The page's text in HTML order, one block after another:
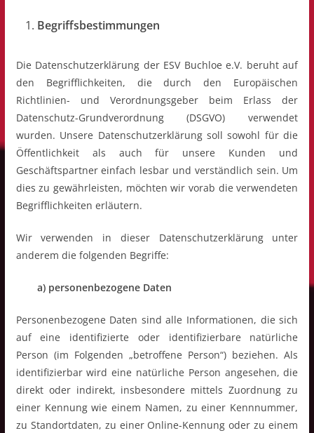
Begriffsbestimmungen
Die Datenschutzerklärung der ESV Buchloe e.V. beruht auf
den Begrifflichkeiten, die durch den Europäischen
Richtlinien- und Verordnungsgeber beim Erlass der
Datenschutz-Grundverordnung (DSGVO) verwendet
wurden. Unsere Datenschutzerklärung soll sowohl für die
Öffentlichkeit als auch für unsere Kunden und
Geschäftspartner einfach lesbar und verständlich sein. Um
dies zu gewährleisten, möchten wir vorab die verwendeten
Begrifflichkeiten erläutern.
Wir verwenden in dieser Datenschutzerklärung unter
anderem die folgenden Begriffe:
a) personenbezogene Daten
Personenbezogene Daten sind alle Informationen, die sich
auf eine identifizierte oder identifizierbare natürliche
Person (im Folgenden „betroffene Person“) beziehen. Als
identifizierbar wird eine natürliche Person angesehen, die
direkt oder indirekt, insbesondere mittels Zuordnung zu
einer Kennung wie einem Namen, zu einer Kennnummer,
zu Standortdaten, zu einer Online-Kennung oder zu einem